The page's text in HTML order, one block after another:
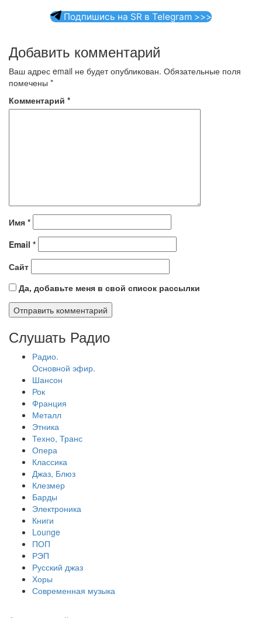
Подпишись на SR в Telegram >>>
Добавить комментарий
Ваш адрес email не будет опубликован. Обязательные поля
помечены *
Комментарий *
Имя *
Email *
Сайт
Да, добавьте меня в свой список рассылки
Слушать Радио
Радио.
Основной эфир.
Шансон
Рок
Франция
Металл
Этника
Техно, Транс
Опера
Классика
Джаз, Блюз
Клезмер
Барды
Электроника
Книги
Lounge
ПОП
РЭП
Русский джаз
Хоры
Современная музыка